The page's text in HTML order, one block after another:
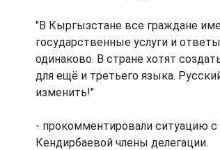
"В Кыргызстане все граждане
государственные услуги и
одинаково. В стране хотят
для ещё и третьего языка.
изменить!"
- прокомментировали ситуацию
Кендирбаевой члены делегации.